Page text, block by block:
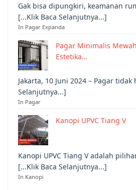
Gak bisa dipungkiri, keamanan
[...Klik Baca Selanjutnya...]
In Pagar Expanda
Pagar Minimalis
Estetika…
Jakarta, 10 Juni 2024 – Pagar tidak
Selanjutnya...]
In Pagar
Kanopi UPVC Tiang V
Kanopi UPVC Tiang V adalah
[...Klik Baca Selanjutnya...]
In Kanopi